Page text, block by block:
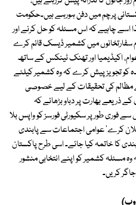
پرچم میں دفن ہورہے ہیں۔حکومت
اسے چاہیے کہ اس مسئلہ کو حل کرنے اور
سفارتخانوں میں کشمیر ڈیسک قائم کرے
اکیڈیمیا اور تھنک ٹینکس کے ساتھ
کو تجویز پیش کرے کہ وہ کشمیر کیلئے
مظالم کی تحقیقات کے لیے خصوصی
ذریعے بھارت پر دباو بڑھائے کہ
فوری طور پر سکیورٹی فورسز کو واپس بلا
کرے' عوامی اجتماعات سے پابندی
کا خاتمہ کیا جائے۔ اسی طرح پاکستان
مسئلہ کشمیر کو اپنے انتخابی منشور
کریں۔